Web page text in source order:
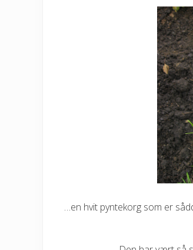
…en hvit pyntekorg som er